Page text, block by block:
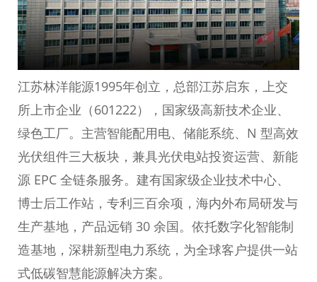
江苏林洋能源1995年创立，总部江苏启东，上交
所上市企业（601222），国家级高新技术企业、
绿色工厂。主营智能配用电、储能系统、N 型高效
光伏组件三大板块，兼具光伏电站投资运营、新能
源 EPC 全链条服务。建有国家级企业技术中心、
博士后工作站，专利三百余项，海内外布局研发与
生产基地，产品远销 30 余国。依托数字化智能制
造基地，深耕新型电力系统，为全球客户提供一站
式低碳智慧能源解决方案。